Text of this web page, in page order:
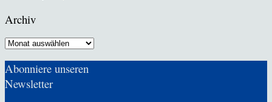
Archiv
Archiv
Abonniere unseren
Newsletter